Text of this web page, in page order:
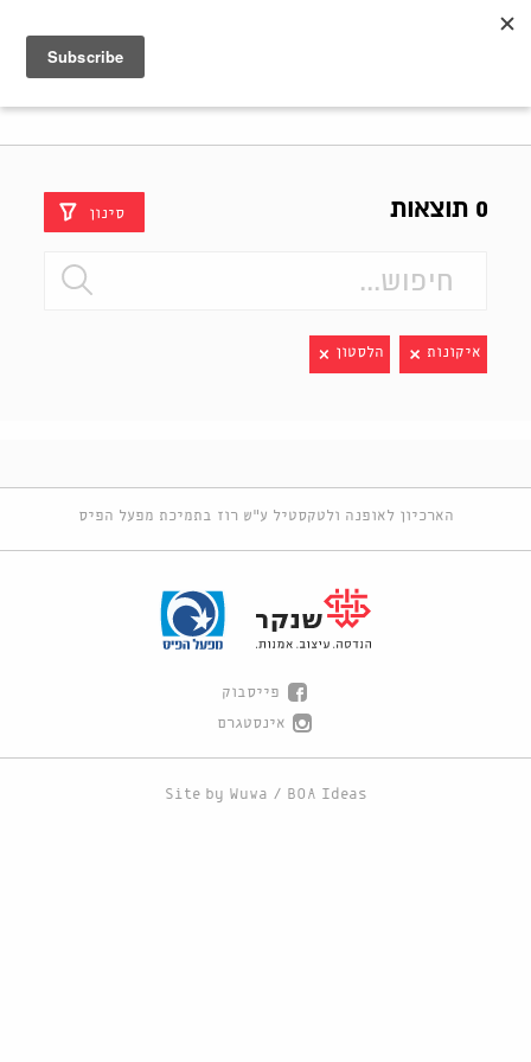
0 תוצאות סינון
איקונות הלסטון
הארכיון לאופנה ולטקסטיל ע"ש רוז בתמיכת מפעל הפיס
פייסבוק
אינסטגרם
Site by Wuwa / BOA Ideas